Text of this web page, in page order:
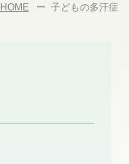
HOME 子どもの多汗症